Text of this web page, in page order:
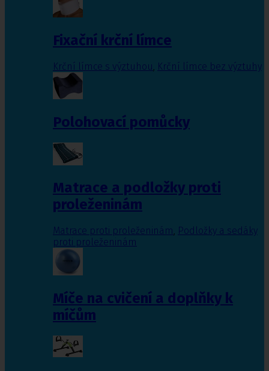
Fixační krční límce
Krční límce s výztuhou Krční límce bez výztuhy
Polohovací pomůcky
Matrace a podložky proti
proleženinám
Matrace proti proleženinám, Podložky a sedáky
proti proleženinám
Míče na cvičení a doplňky k
míčům